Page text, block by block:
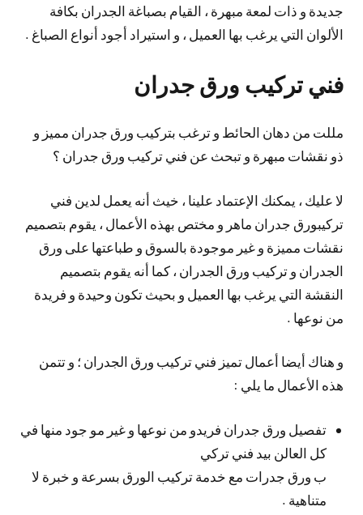
جديدة و ذات لمعة مبهرة ، القيام بصباغة الجدران بكافة
الألوان التي يرغب بها العميل ، و استيراد أجود أنواع الصباغ .
فني تركيب ورق جدران
مللت من دهان الحائط و ترغب بتركيب ورق جدران مميز و
ذو نقشات مبهرة و تبحث عن فني تركيب ورق جدران ؟
لا عليك ، يمكنك الإعتماد علينا ، خيث أنه يعمل لدين فني
تركيبورق جدران ماهر و مختص بهذه الأعمال ، يقوم بتصميم
نقشات مميزة و غير موجودة بالسوق و طباعتها على ورق
الجدران و تركيب ورق الجدران ، كما أنه يقوم بتصميم
النقشة التي يرغب بها العميل و بحيث تكون وحيدة و فريدة
من نوعها .
و هناك أيضا أعمال تميز فني تركيب ورق الجدران ؛ و تتمن
هذه الأعمال ما يلي :
تفصيل ورق جدران فريدو من نوعها و غير مو جود منها في
كل العالن بيد فني تركي
ب ورق جدرات مع خدمة تركيب الورق بسرعة و خبرة لا
متناهية .